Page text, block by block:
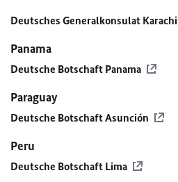
Deutsches Generalkonsulat Karachi
Panama
Deutsche Botschaft Panama
Paraguay
Deutsche Botschaft Asunción
Peru
Deutsche Botschaft Lima